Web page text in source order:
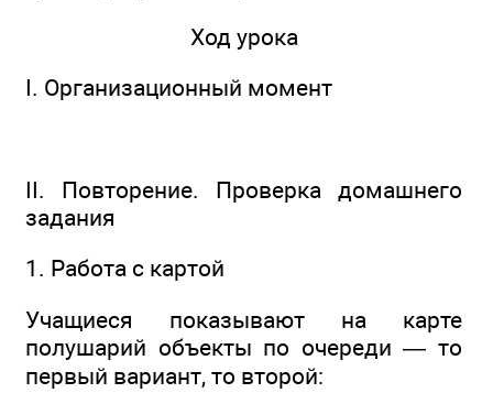
Ход урока
I. Организационный момент
II. Повторение. Проверка домашнего
задания
1. Работа с картой
Учащиеся показывают на карте
полушарий объекты по очереди — то
первый вариант, то второй: